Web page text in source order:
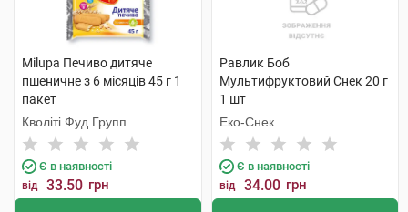
Milupa Печиво дитяче
пшеничне з 6 місяців 45 г 1
пакет
Кволіті Фуд Групп
Є в наявності
від 33.50 грн
Равлик Боб
Мультифруктовий Cнек 20 г
1 шт
Еко-Снек
Є в наявності
від 34.00 грн